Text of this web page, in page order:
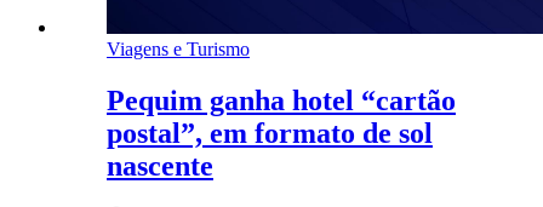
Viagens e Turismo
Pequim ganha hotel “cartão
postal”, em formato de sol
nascente